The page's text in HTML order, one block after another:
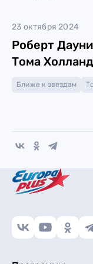
23 октября 2024
Роберт
Тома
Ближе к звездам